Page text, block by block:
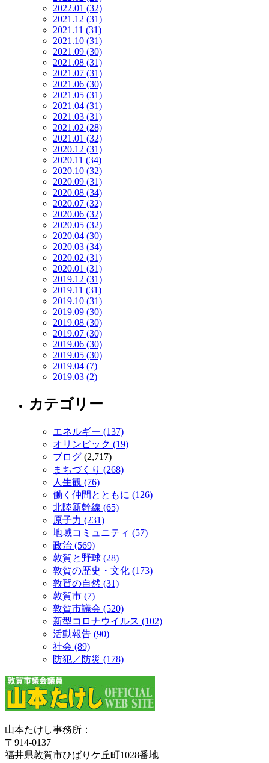
2022.01 (32)
2021.12 (31)
2021.11 (31)
2021.10 (31)
2021.09 (30)
2021.08 (31)
2021.07 (31)
2021.06 (30)
2021.05 (31)
2021.04 (31)
2021.03 (31)
2021.02 (28)
2021.01 (32)
2020.12 (31)
2020.11 (34)
2020.10 (32)
2020.09 (31)
2020.08 (34)
2020.07 (32)
2020.06 (32)
2020.05 (32)
2020.04 (30)
2020.03 (34)
2020.02 (31)
2020.01 (31)
2019.12 (31)
2019.11 (31)
2019.10 (31)
2019.09 (30)
2019.08 (30)
2019.07 (30)
2019.06 (30)
2019.05 (30)
2019.04 (7)
2019.03 (2)
カテゴリー
エネルギー (137)
オリンピック (19)
ブログ (2,717)
まちづくり (268)
人生観 (76)
働く仲間とともに (126)
北陸新幹線 (65)
原子力 (231)
地域コミュニティ (57)
政治 (569)
敦賀と野球 (28)
敦賀の歴史・文化 (173)
敦賀の自然 (31)
敦賀市 (7)
敦賀市議会 (520)
新型コロナウイルス (102)
活動報告 (90)
社会 (89)
防犯／防災 (178)
山本たけし事務所：
〒914-0137
福井県敦賀市ひばりケ丘町1028番地